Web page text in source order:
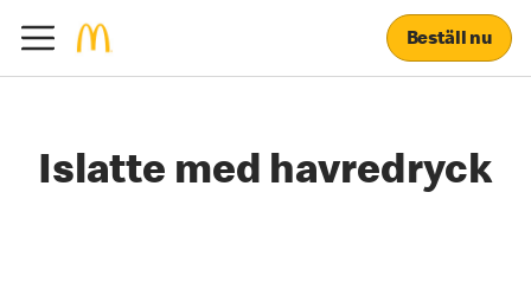
Beställ nu
Islatte med havredryck